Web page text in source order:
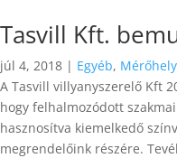
Tasvill Kft.
júl 4, 2018 | Egyéb,
A Tasvill villyanyszerelő Kft
hogy felhalmozódott
hasznosítva kiemelkedő
megrendelőink részére.